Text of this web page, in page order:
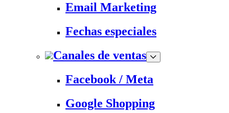
Email Marketing
Fechas especiales
Canales de ventas
Facebook / Meta
Google Shopping